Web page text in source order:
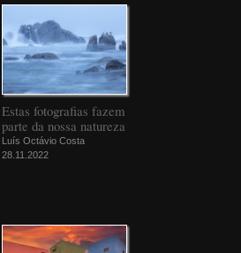
Estas fotografias fazem
parte da nossa natureza
Luís Octávio Costa
28.11.2022